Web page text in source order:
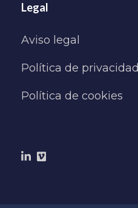
Legal
Aviso legal
Política de privacidad
Política de cookies